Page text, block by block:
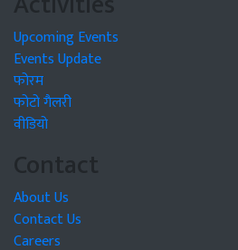
Upcoming Events
Events Update
फोरम
फोटो गैलरी
वीडियो
Contact
About Us
Contact Us
Careers